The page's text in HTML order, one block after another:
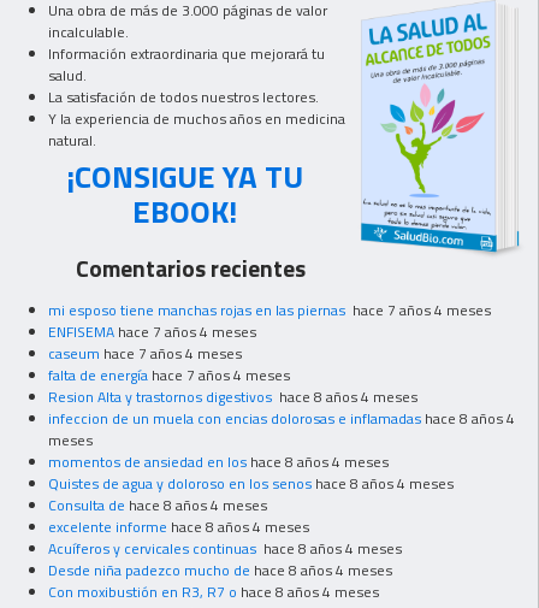
Una obra de más de 3.000 páginas de valor
incalculable.
Información extraordinaria que mejorará tu
salud.
La satisfación de todos nuestros lectores.
Y la experiencia de muchos años en medicina
natural.
¡CONSIGUE YA TU
EBOOK!
Comentarios recientes
mi esposo tiene manchas rojas en las piernas hace 7 años 4 meses
ENFISEMA hace 7 años 4 meses
caseum hace 7 años 4 meses
falta de energía hace 7 años 4 meses
Resion Alta y trastornos digestivos hace 8 años 4 meses
infeccion de un muela con encias dolorosas e inflamadas hace 8 años 4
meses
momentos de ansiedad en los hace 8 años 4 meses
Quistes de agua y doloroso en los senos hace 8 años 4 meses
Consulta de hace 8 años 4 meses
excelente informe hace 8 años 4 meses
Acuíferos y cervicales continuas hace 8 años 4 meses
Desde niña padezco mucho de hace 8 años 4 meses
Con moxibustión en R3, R7 o hace 8 años 4 meses